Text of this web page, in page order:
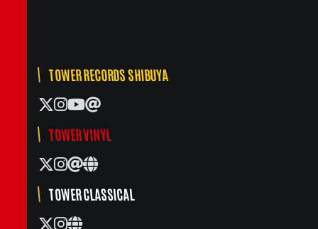
TOWER RECORDS SHIBUYA
TOWER VINYL
TOWER CLASSICAL